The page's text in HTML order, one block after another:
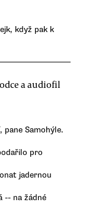
když pak k
a audiofil
Samohýle.
pro
jadernou
-- na žádné